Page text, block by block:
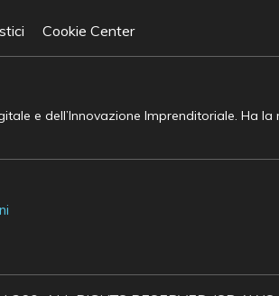
Cookie Center
e dell’Innovazione Imprenditoriale. Ha la